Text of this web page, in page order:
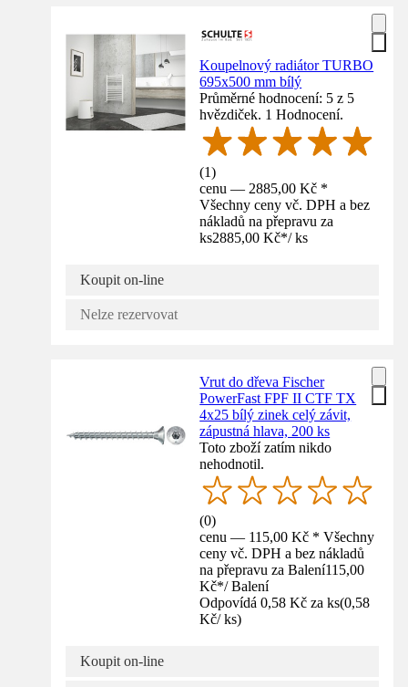
Koupelnový radiátor TURBO
695x500 mm bílý
Průměrné hodnocení: 5 z 5
hvězdiček. 1 Hodnocení.
(1)
cenu — 2885,00 Kč *
Všechny ceny vč. DPH a bez
nákladů na přepravu za
ks2885,00 Kč*/ ks
Koupit on-line
Nelze rezervovat
Vrut do dřeva Fischer
PowerFast FPF II CTF TX
4x25 bílý zinek celý závit,
zápustná hlava, 200 ks
Toto zboží zatím nikdo
nehodnotil.
(0)
cenu — 115,00 Kč * Všechny
ceny vč. DPH a bez nákladů
na přepravu za Balení115,00
Kč*/ Balení
Odpovídá 0,58 Kč za ks(0,58
Kč/ ks)
Koupit on-line